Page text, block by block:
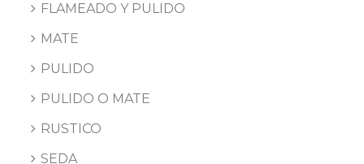
FLAMEADO Y PULIDO
MATE
PULIDO
PULIDO O MATE
RUSTICO
SEDA